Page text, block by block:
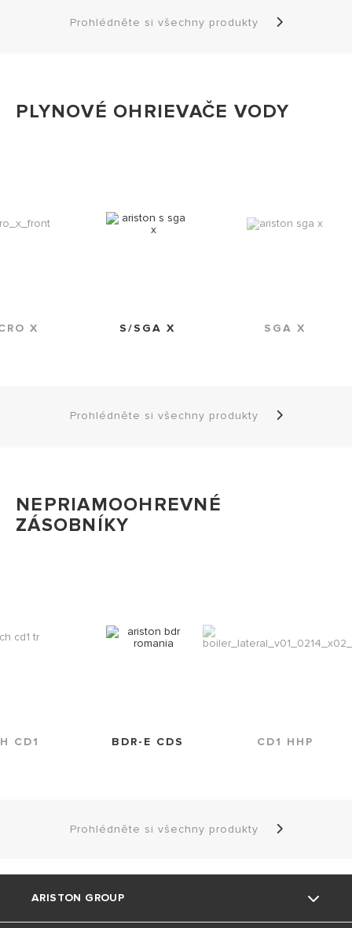
Prohlédněte si všechny produkty
PLYNOVÉ OHRIEVAČE VODY
X S/SGA X SGA X
Prohlédněte si všechny produkty
NEPRIAMOOHREVNÉ
ZÁSOBNÍKY
CD1 BDR-E CDS CD1 HHP
Prohlédněte si všechny produkty
ARISTON GROUP